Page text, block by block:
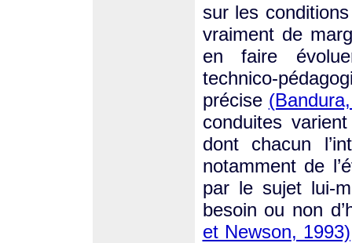
sur les
vraiment de
en faire
technico-
précise
conduites
dont chacun
notamment de
par le sujet lui-
besoin ou non
et Newson, 1993)